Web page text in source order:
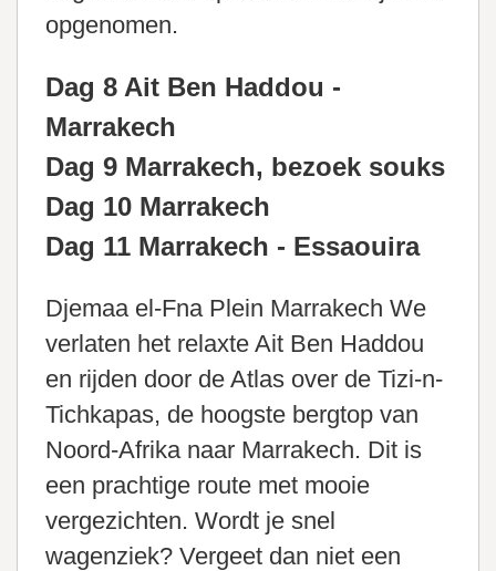
opgenomen.
Dag 8 Ait Ben Haddou -
Marrakech
Dag 9 Marrakech, bezoek souks
Dag 10 Marrakech
Dag 11 Marrakech - Essaouira
Djemaa el-Fna Plein Marrakech We
verlaten het relaxte Ait Ben Haddou
en rijden door de Atlas over de Tizi-n-
Tichkapas, de hoogste bergtop van
Noord-Afrika naar Marrakech. Dit is
een prachtige route met mooie
vergezichten. Wordt je snel
wagenziek? Vergeet dan niet een